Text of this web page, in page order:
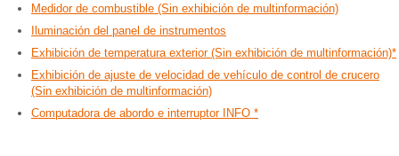
Medidor de combustible (Sin exhibición de multinformación)
Iluminación del panel de instrumentos
Exhibición de temperatura exterior (Sin exhibición de multinformación)*
Exhibición de ajuste de velocidad de vehículo de control de crucero
(Sin exhibición de multinformación)
Computadora de abordo e interruptor INFO *